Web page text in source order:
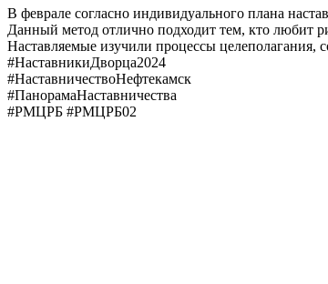
В феврале согласно индивидуального плана
Данный метод отлично подходит тем, кто любит
Наставляемые изучили процессы целеполагания,
#НаставникиДворца2024
#НаставничествоНефтекамск
#ПанорамаНаставничества
#РМЦРБ #РМЦРБ02